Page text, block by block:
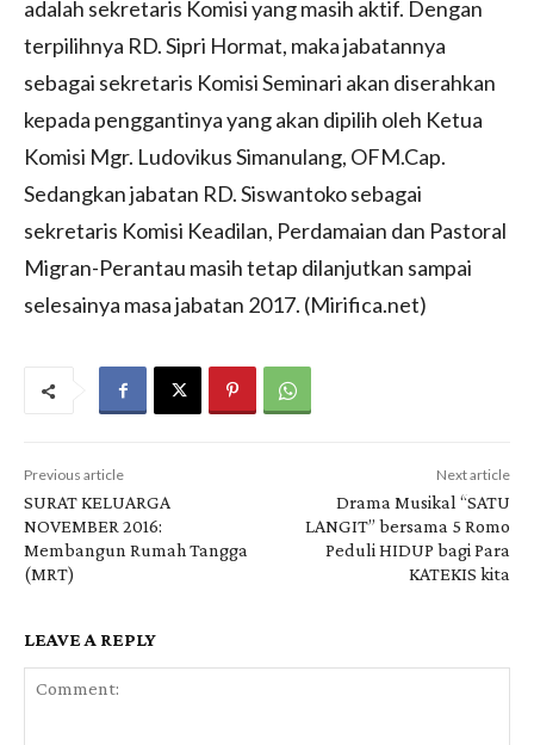
adalah sekretaris Komisi yang masih aktif. Dengan
terpilihnya RD. Sipri Hormat, maka jabatannya
sebagai sekretaris Komisi Seminari akan diserahkan
kepada penggantinya yang akan dipilih oleh Ketua
Komisi Mgr. Ludovikus Simanulang, OFM.Cap.
Sedangkan jabatan RD. Siswantoko sebagai
sekretaris Komisi Keadilan, Perdamaian dan Pastoral
Migran-Perantau masih tetap dilanjutkan sampai
selesainya masa jabatan 2017. (Mirifica.net)
Previous article
SURAT KELUARGA
NOVEMBER 2016:
Membangun Rumah Tangga
(MRT)
Next article
Drama Musikal “SATU
LANGIT” bersama 5 Romo
Peduli HIDUP bagi Para
KATEKIS kita
LEAVE A REPLY